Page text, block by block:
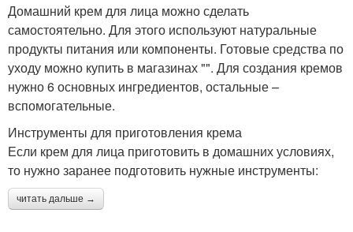
Домашний крем для лица можно сделать
самостоятельно. Для этого используют натуральные
продукты питания или компоненты. Готовые средства по
уходу можно купить в магазинах "". Для создания кремов
нужно 6 основных ингредиентов, остальные –
вспомогательные.
Инструменты для приготовления крема
Если крем для лица приготовить в домашних условиях,
то нужно заранее подготовить нужные инструменты:
читать дальше →